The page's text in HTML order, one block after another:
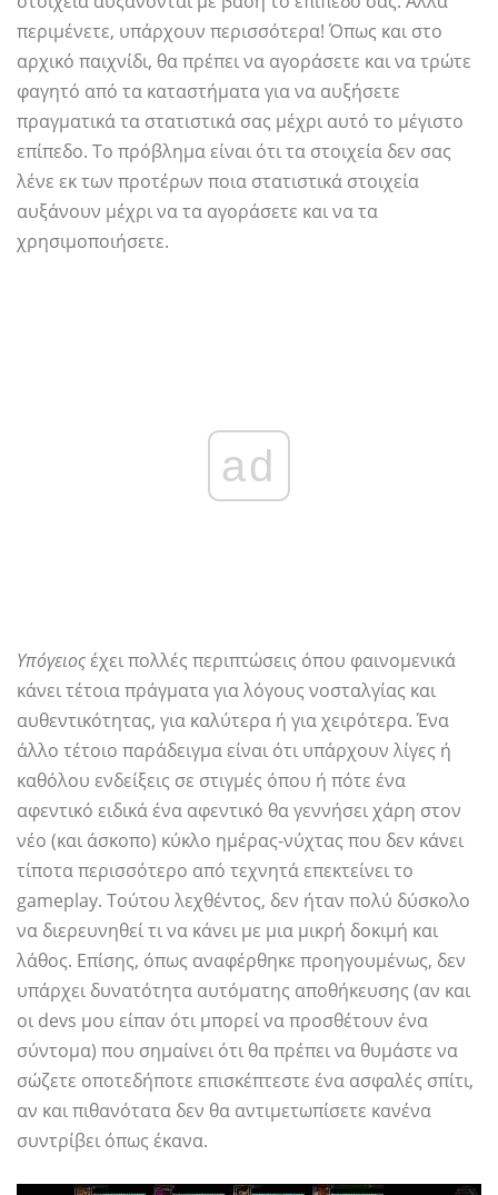
περιμένετε, υπάρχουν περισσότερα! Όπως και στο
αρχικό παιχνίδι, θα πρέπει να αγοράσετε και να τρώτε
φαγητό από τα καταστήματα για να αυξήσετε
πραγματικά τα στατιστικά σας μέχρι αυτό το μέγιστο
επίπεδο. Το πρόβλημα είναι ότι τα στοιχεία δεν σας
λένε εκ των προτέρων ποια στατιστικά στοιχεία
αυξάνουν μέχρι να τα αγοράσετε και να τα
χρησιμοποιήσετε.
ad
Υπόγειοςέχει πολλές περιπτώσεις όπου φαινομενικά
κάνει τέτοια πράγματα για λόγους νοσταλγίας και
αυθεντικότητας, για καλύτερα ή για χειρότερα. Ένα
άλλο τέτοιο παράδειγμα είναι ότι υπάρχουν λίγες ή
καθόλου ενδείξεις σε στιγμές όπου ή πότε ένα
αφεντικό ειδικά ένα αφεντικό θα γεννήσει χάρη στον
νέο (και άσκοπο) κύκλο ημέρας-νύχτας που δεν κάνει
τίποτα περισσότερο από τεχνητά επεκτείνει το
gameplay. Τούτου λεχθέντος, δεν ήταν πολύ δύσκολο
να διερευνηθεί τι να κάνει με μια μικρή δοκιμή και
λάθος. Επίσης, όπως αναφέρθηκε προηγουμένως, δεν
υπάρχει δυνατότητα αυτόματης αποθήκευσης (αν και
οι devs μου είπαν ότι μπορεί να προσθέτουν ένα
σύντομα) που σημαίνει ότι θα πρέπει να θυμάστε να
σώζετε οποτεδήποτε επισκέπτεστε ένα ασφαλές σπίτι,
αν και πιθανότατα δεν θα αντιμετωπίσετε κανένα
συντρίβει όπως έκανα.